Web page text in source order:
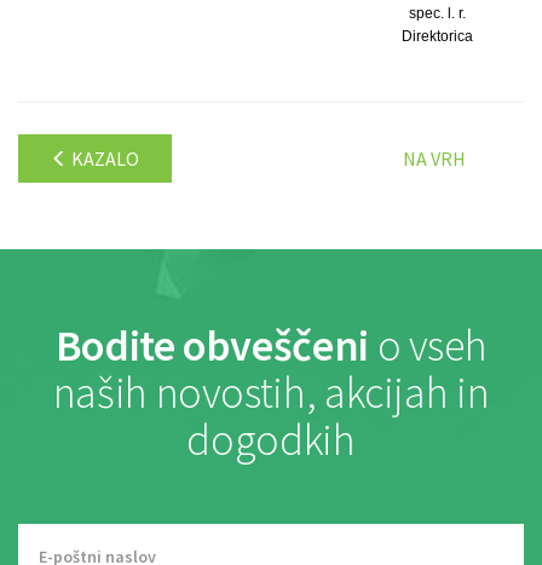
spec. l. r.
Direktorica
KAZALO NA VRH
Bodite obveščeni o vseh
naših novostih, akcijah in
dogodkih